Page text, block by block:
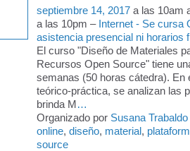
septiembre 14, 2017 a las 10am
a las 10pm – Internet - Se cursa
asistencia presencial ni horarios
El curso "Diseño de Materiales
Recursos Open Source" tiene
semanas (50 horas cátedra). En
teórico-práctica, se analizan las
brinda M…
Organizado por Susana Trabaldo
online, diseño, material,
source